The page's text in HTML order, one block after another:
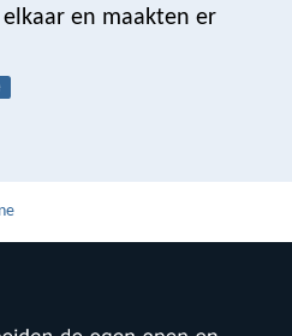
en maakten er